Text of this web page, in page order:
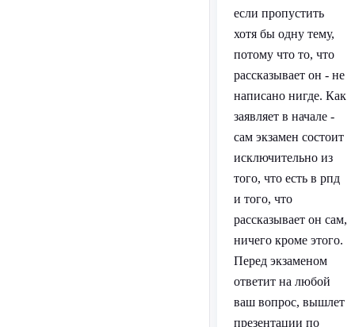
если пропустить
хотя бы одну тему,
потому что то, что
рассказывает он - не
написано нигде. Как
заявляет в начале -
сам экзамен состоит
исключительно из
того, что есть в рпд
и того, что
рассказывает он сам,
ничего кроме этого.
Перед экзаменом
ответит на любой
ваш вопрос, вышлет
презентации по